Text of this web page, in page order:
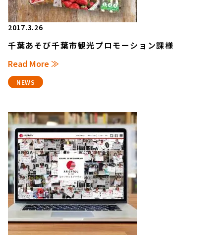
2017.3.26
千葉あそび千葉市観光プロモーション課様
Read More ≫
NEWS